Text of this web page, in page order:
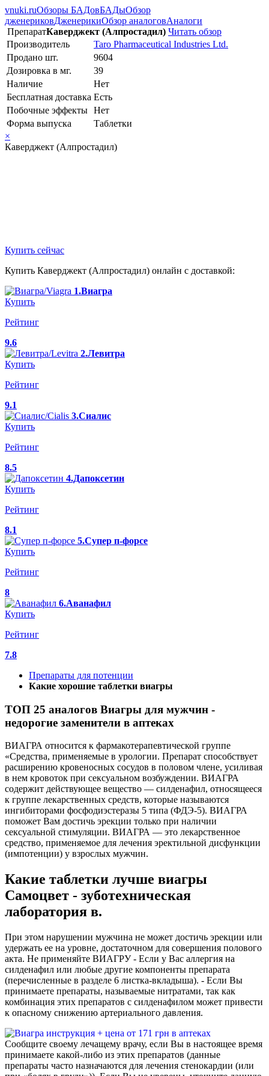
vnuki.ruОбзоры БАДовБАДыОбзор
дженериковДженерикиОбзор аналоговАналоги
ПрепаратКаверджект (Алпростадил) Читать обзор
Производитель
Taro Pharmaceutical Industries Ltd.
Продано шт.
9604
Дозировка в мг.
39
Наличие
Нет
Бесплатная доставка Есть
Побочные эффекты Нет
Форма выпуска
Таблетки
×
Каверджект (Алпростадил)
Купить сейчас
Купить Каверджект (Алпростадил) онлайн с доставкой:
1.Виагра
Купить
Рейтинг
9.6
2.Левитра
Купить
Рейтинг
9.1
3.Сиалис
Купить
Рейтинг
8.5
4.Дапоксетин
Купить
Рейтинг
8.1
5.Супер п-форсе
Купить
Рейтинг
8
6.Аванафил
Купить
Рейтинг
7.8
Препараты для потенции
Какие хорошие таблетки виагры
ТОП 25 аналогов Виагры для мужчин -
недорогие заменители в аптеках
ВИАГРА относится к фармакотерапевтической группе
«Средства, применяемые в урологии. Препарат способствует
расширению кровеносных сосудов в половом члене, усиливая
в нем кровоток при сексуальном возбуждении. ВИАГРА
содержит действующее вещество — силденафил, относящееся
к группе лекарственных средств, которые называются
ингибиторами фосфодиэстеразы 5 типа (ФДЭ-5). ВИАГРА
поможет Вам достичь эрекции только при наличии
сексуальной стимуляции. ВИАГРА — это лекарственное
средство, применяемое для лечения эректильной дисфункции
(импотенции) у взрослых мужчин.
Какие таблетки лучше виагры
Самоцвет - зуботехническая
лаборатория в.
При этом нарушении мужчина не может достичь эрекции или
удержать ее на уровне, достаточном для совершения полового
акта. Не применяйте ВИАГРУ - Если у Вас аллергия на
силденафил или любые другие компоненты препарата
(перечисленные в разделе 6 листка-вкладыша). - Если Вы
принимаете препараты, называемые нитратами, так как
комбинация этих препаратов с силденафилом может привести
к опасному снижению артериального давления.
Сообщите своему лечащему врачу, если Вы в настоящее время
принимаете какой-либо из этих препаратов (данные
препараты часто назначаются для лечения стенокардии (или